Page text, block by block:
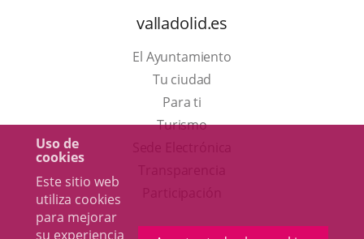
Uso de
cookies
Este sitio web
utiliza cookies
para mejorar
su experiencia
valladolid.es
El Ayuntamiento
Tu ciudad
Para ti
TurismoEste